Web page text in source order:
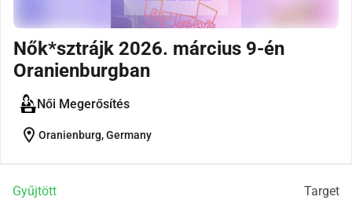
Nők*sztrájk 2026. március 9-én
Oranienburgban
Női Megerősítés
location_on Oranienburg, Germany
Gyűjtött Target